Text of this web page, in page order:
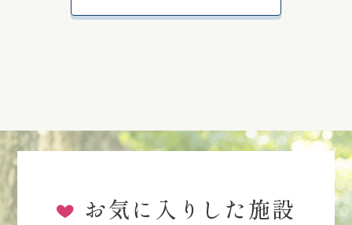
お気に入りした施設